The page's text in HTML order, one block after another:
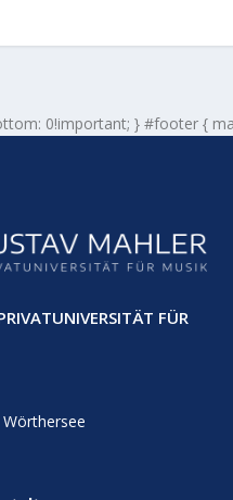
0!important; } #footer {
FÜR